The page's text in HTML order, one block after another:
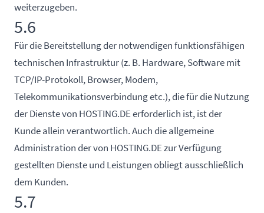
weiterzugeben.
5.6
Für die Bereitstellung der notwendigen funktionsfähigen
technischen Infrastruktur (z. B. Hardware, Software mit
TCP/IP-Protokoll, Browser, Modem,
Telekommunikationsverbindung etc.), die für die Nutzung
der Dienste von HOSTING.DE erforderlich ist, ist der
Kunde allein verantwortlich. Auch die allgemeine
Administration der von HOSTING.DE zur Verfügung
gestellten Dienste und Leistungen obliegt ausschließlich
dem Kunden.
5.7